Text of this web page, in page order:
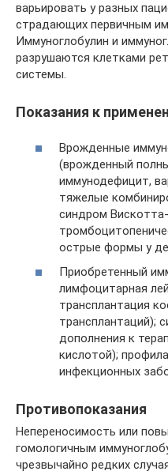
варьировать у разных
страдающих первичным
Иммуноглобулин и
разрушаются клетками
системы.
Показания к
Врожденные
(врожденный
иммунодефицит,
тяжелые
синдром
острые формы у
Приобретенный
лимфоцитарная
трансплантация
трансплантаций);
дополнения к
кислотой);
инфекционных
Противопоказания
Непереносимость или
гомологичным
чрезвычайно редких